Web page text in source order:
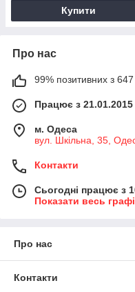
Купити
Про нас
99% позитивних з 647
Працює з 21.01.2015
м. Одеса
вул. Шкільна, 35,
Контакти
Сьогодні працює з
Показати весь
Про нас
Контакти